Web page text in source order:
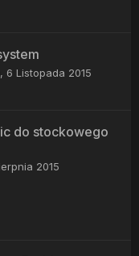
, 6 Listopada 2015
do stockowego
2015